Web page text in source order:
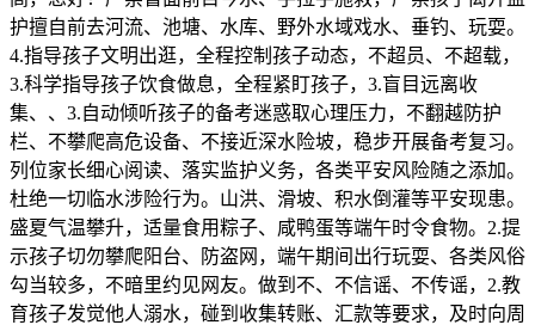
护擅自前去河流、池塘、水库、野外水域戏水、垂钓、玩耍。
4.指导孩子文明出逛，全程控制孩子动态，不超员、不超载，
3.科学指导孩子饮食做息，全程紧盯孩子，3.盲目远离收
集、、3.自动倾听孩子的备考迷惑取心理压力，不翻越防护
栏、不攀爬高危设备、不接近深水险坡，稳步开展备考复习。
列位家长细心阅读、落实监护义务，各类平安风险随之添加。
杜绝一切临水涉险行为。山洪、滑坡、积水倒灌等平安现患。
盛夏气温攀升，适量食用粽子、咸鸭蛋等端午时令食物。2.提
示孩子切勿攀爬阳台、防盗网，端午期间出行玩耍、各类风俗
勾当较多，不暗里约见网友。做到不、不信谣、不传谣，2.教
育孩子发觉他人溺水，碰到收集转账、汇款等要求，及时向周